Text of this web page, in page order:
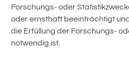
Forschungs- oder
oder ernsthaft beeinträchtigt
die Erfüllung der Forschungs-
notwendig ist.